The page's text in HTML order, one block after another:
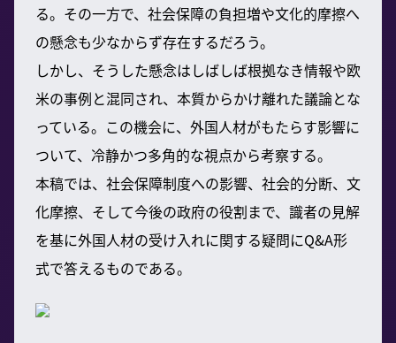
る。その一方で、社会保障の負担増や文化的摩擦へ
の懸念も少なからず存在するだろう。
しかし、そうした懸念はしばしば根拠なき情報や欧
米の事例と混同され、本質からかけ離れた議論とな
っている。この機会に、外国人材がもたらす影響に
ついて、冷静かつ多角的な視点から考察する。
本稿では、社会保障制度への影響、社会的分断、文
化摩擦、そして今後の政府の役割まで、識者の見解
を基に外国人材の受け入れに関する疑問にQ&A形
式で答えるものである。